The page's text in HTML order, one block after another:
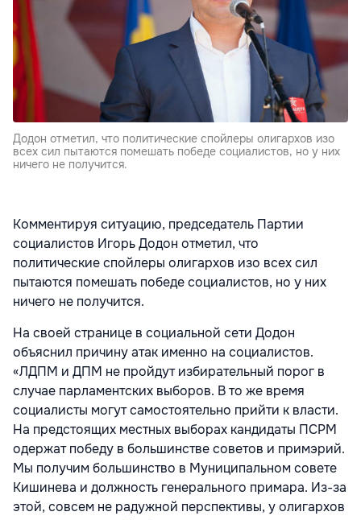
Додон отметил, что политические спойлеры олигархов изо
всех сил пытаются помешать победе социалистов, но у них
ничего не получится.
Комментируя ситуацию, председатель Партии
социалистов Игорь Додон отметил, что
политические спойлеры олигархов изо всех сил
пытаются помешать победе социалистов, но у них
ничего не получится.
На своей странице в социальной сети Додон
объяснил причину атак именно на социалистов.
«ЛДПМ и ДПМ не пройдут избирательный порог в
случае парламентских выборов. В то же время
социалисты могут самостоятельно прийти к власти.
На предстоящих местных выборах кандидаты ПСРМ
одержат победу в большинстве советов и примэрий.
Мы получим большинство в Муниципальном совете
Кишинева и должность генерального примара. Из-за
этой, совсем не радужной перспективы, у олигархов